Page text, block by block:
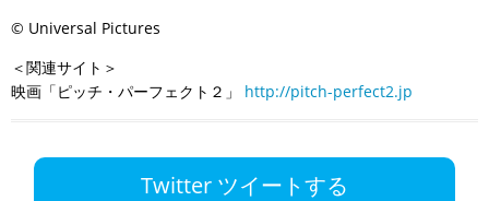
© Universal Pictures
＜関連サイト＞
映画「ピッチ・パーフェクト２」 http://pitch-perfect2.jp
Twitter ツイートする